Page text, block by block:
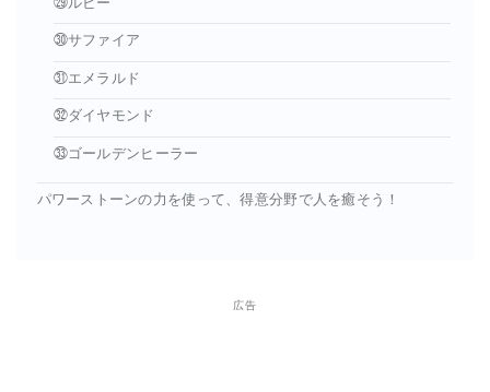
㉚サファイア
㉛エメラルド
㉜ダイヤモンド
㉝ゴールデンヒーラー
パワーストーンの力を使って、得意分野で人を癒そう！
広告